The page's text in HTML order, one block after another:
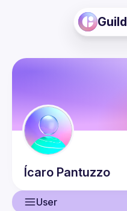
Guild
Ícaro Pantuzzo
User